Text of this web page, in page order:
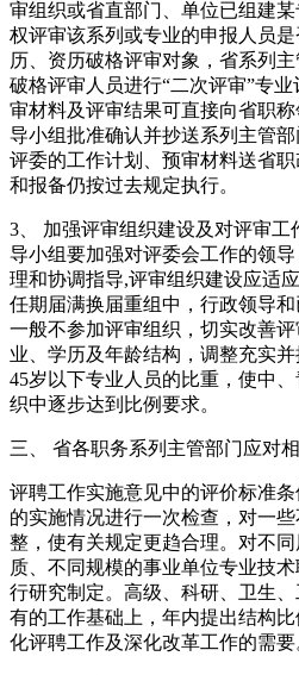
审组织或省直部门、单位已组建
权评审该系列或专业的申报人员
历、资历破格评审对象，省系列
破格评审人员进行“二次评审”专
审材料及评审结果可直接向省职
导小组批准确认并抄送系列主管
评委的工作计划、预审材料送省
和报备仍按过去规定执行。
3、 加强评审组织建设及对评审
导小组要加强对评委会工作的领
理和协调指导,评审组织建设应适
任期届满换届重组中，行政领导
一般不参加评审组织，切实改善
业、学历及年龄结构，调整充实
45岁以下专业人员的比重，使中
织中逐步达到比例要求。
三、 省各职务系列主管部门应对
评聘工作实施意见中的评价标准
的实施情况进行一次检查，对一
整，使有关规定更趋合理。对不
质、不同规模的事业单位专业技
行研究制定。高级、科研、卫生
有的工作基础上，年内提出结构
化评聘工作及深化改革工作的需要